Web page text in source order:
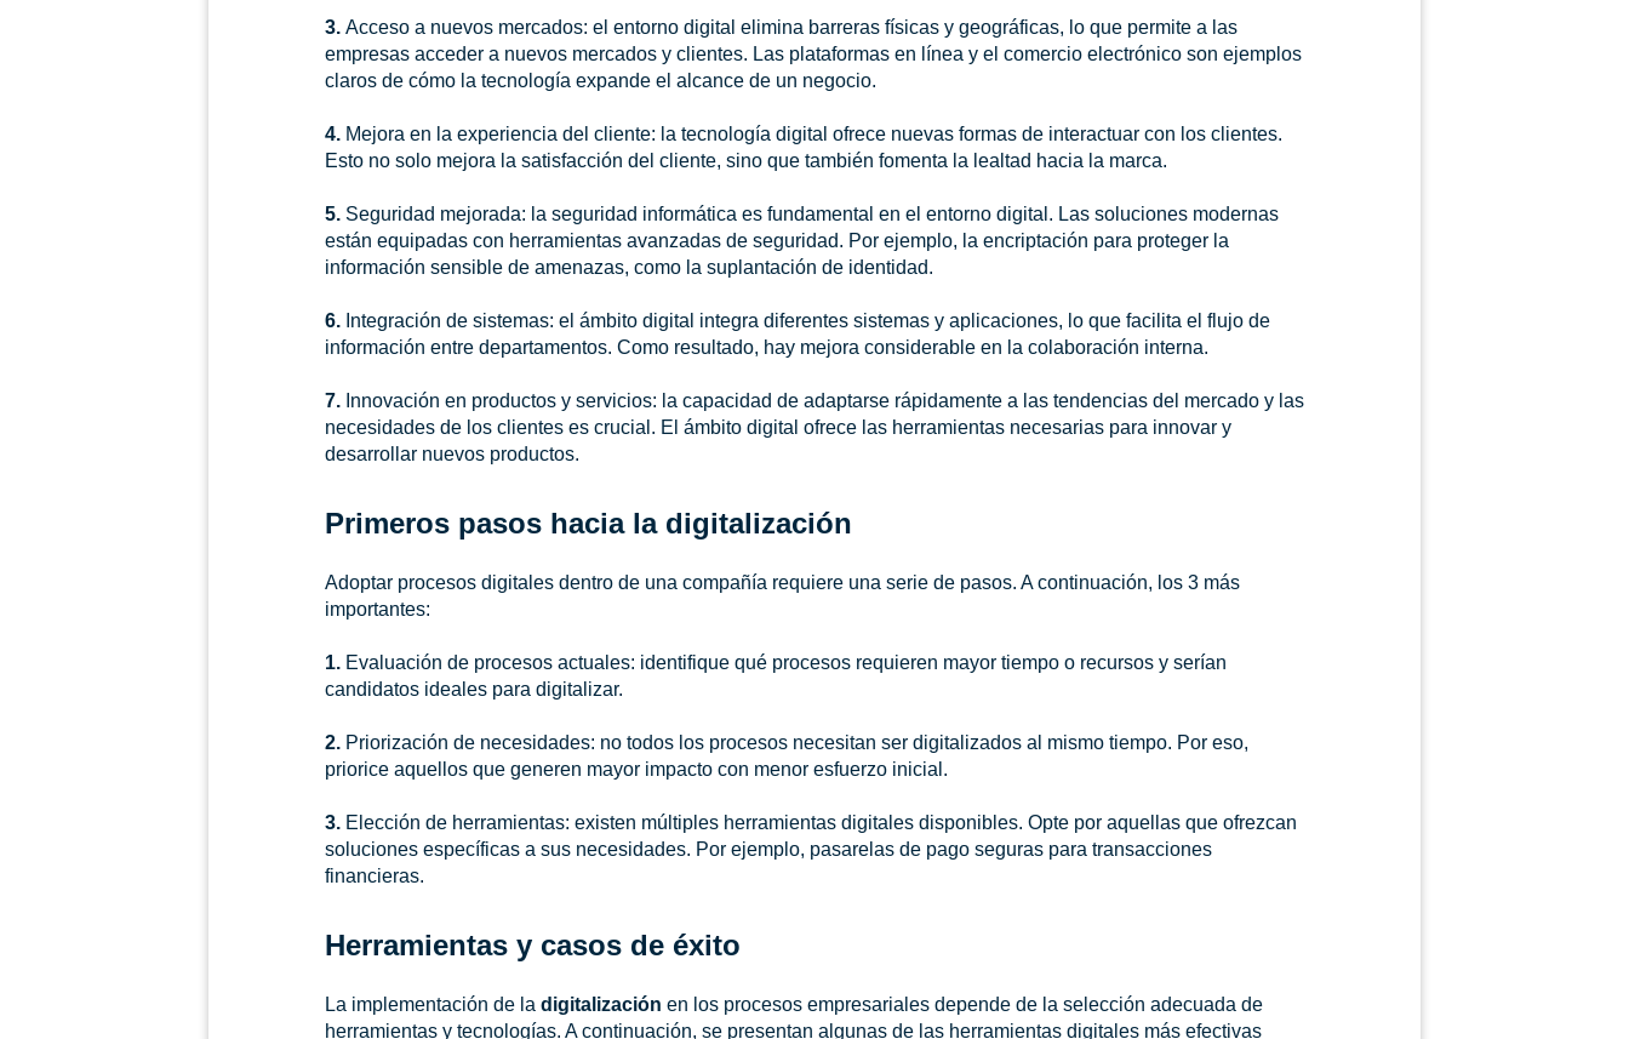
3. Acceso a nuevos mercados: el entorno digital elimina barreras físicas y geográficas, lo que permite a las
empresas acceder a nuevos mercados y clientes. Las plataformas en línea y el comercio electrónico son ejemplos
claros de cómo la tecnología expande el alcance de un negocio.
4. Mejora en la experiencia del cliente: la tecnología digital ofrece nuevas formas de interactuar con los clientes.
Esto no solo mejora la satisfacción del cliente, sino que también fomenta la lealtad hacia la marca.
5. Seguridad mejorada: la seguridad informática es fundamental en el entorno digital. Las soluciones modernas
están equipadas con herramientas avanzadas de seguridad. Por ejemplo, la encriptación para proteger la
información sensible de amenazas, como la suplantación de identidad.
6. Integración de sistemas: el ámbito digital integra diferentes sistemas y aplicaciones, lo que facilita el flujo de
información entre departamentos. Como resultado, hay mejora considerable en la colaboración interna.
7. Innovación en productos y servicios: la capacidad de adaptarse rápidamente a las tendencias del mercado y las
necesidades de los clientes es crucial. El ámbito digital ofrece las herramientas necesarias para innovar y
desarrollar nuevos productos.
Primeros pasos hacia la digitalización
Adoptar procesos digitales dentro de una compañía requiere una serie de pasos. A continuación, los 3 más
importantes:
1. Evaluación de procesos actuales: identifique qué procesos requieren mayor tiempo o recursos y serían
candidatos ideales para digitalizar.
2. Priorización de necesidades: no todos los procesos necesitan ser digitalizados al mismo tiempo. Por eso,
priorice aquellos que generen mayor impacto con menor esfuerzo inicial.
3. Elección de herramientas: existen múltiples herramientas digitales disponibles. Opte por aquellas que ofrezcan
soluciones específicas a sus necesidades. Por ejemplo, pasarelas de pago seguras para transacciones
financieras.
Herramientas y casos de éxito
La implementación de la digitalización en los procesos empresariales depende de la selección adecuada de
herramientas y tecnologías. A continuación, se presentan algunas de las herramientas digitales más efectivas